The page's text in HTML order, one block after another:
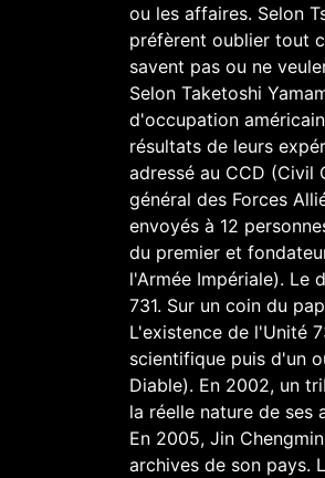
ou les affaires. Selon
préfèrent oublier tout
savent pas ou ne
Selon Taketoshi
d'occupation
résultats de leurs
adressé au CCD (Civil
général des Forces
envoyés à 12
du premier et
l'Armée Impériale). Le
731. Sur un coin du
L'existence de l'Unité
scientifique puis d'un
Diable). En 2002, un
la réelle nature de ses
En 2005, Jin
archives de son pays.